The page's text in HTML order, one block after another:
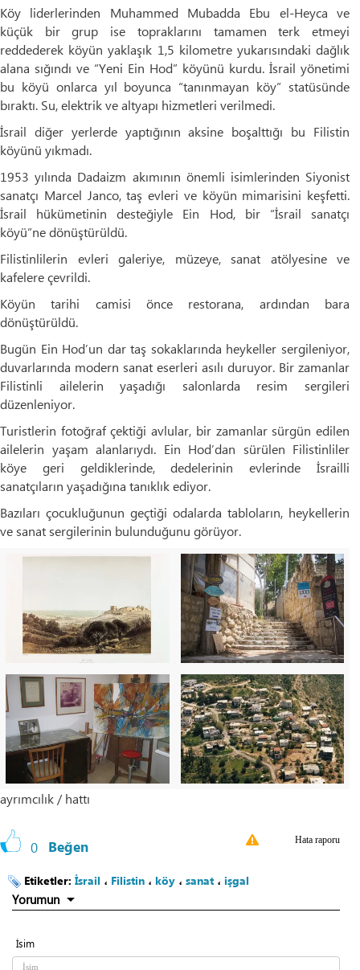
Köy liderlerinden Muhammed Mubadda Ebu el-Heyca ve
küçük bir grup ise topraklarını tamamen terk etmeyi
reddederek köyün yaklaşık 1,5 kilometre yukarısındaki dağlık
alana sığındı ve “Yeni Ein Hod” köyünü kurdu. İsrail yönetimi
bu köyü onlarca yıl boyunca “tanınmayan köy” statüsünde
bıraktı. Su, elektrik ve altyapı hizmetleri verilmedi.
İsrail diğer yerlerde yaptığının aksine boşalttığı bu Filistin
köyünü yıkmadı.
1953 yılında Dadaizm akımının önemli isimlerinden Siyonist
sanatçı Marcel Janco, taş evleri ve köyün mimarisini keşfetti.
İsrail hükümetinin desteğiyle Ein Hod, bir “İsrail sanatçı
köyü”ne dönüştürüldü.
Filistinlilerin evleri galeriye, müzeye, sanat atölyesine ve
kafelere çevrildi.
Köyün tarihi camisi önce restorana, ardından bara
dönüştürüldü.
Bugün Ein Hod’un dar taş sokaklarında heykeller sergileniyor,
duvarlarında modern sanat eserleri asılı duruyor. Bir zamanlar
Filistinli ailelerin yaşadığı salonlarda resim sergileri
düzenleniyor.
Turistlerin fotoğraf çektiği avlular, bir zamanlar sürgün edilen
ailelerin yaşam alanlarıydı. Ein Hod’dan sürülen Filistinliler
köye geri geldiklerinde, dedelerinin evlerinde İsrailli
sanatçıların yaşadığına tanıklık ediyor.
Bazıları çocukluğunun geçtiği odalarda tabloların, heykellerin
ve sanat sergilerinin bulunduğunu görüyor.
ayrımcılık / hattı
0 Beğen Hata raporu
Etiketler: İsrail ، Filistin ، köy ، sanat، işgal
Yorumun
İsim